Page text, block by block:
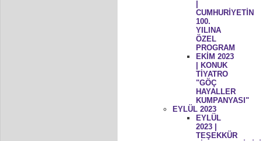
CUMHURİYETİN
100.
YILINA
ÖZEL
PROGRAM
EKİM 2023
| KONUK
TİYATRO
"GÖÇ
HAYALLER
KUMPANYASI"
EYLÜL 2023
EYLÜL
2023 |
TEŞEKKÜR